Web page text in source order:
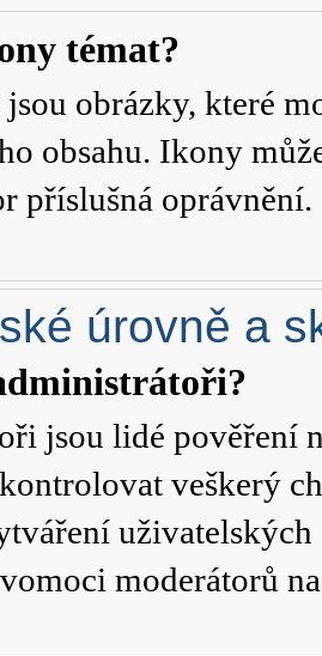
témat?
obrázky, které
obsahu. Ikony
příslušná oprávnění.
úrovně a
jsou lidé pověření
veškerý
moderátorů